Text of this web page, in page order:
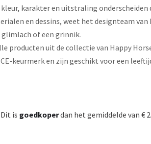
karakter en uitstraling
en dessins, weet het designteam van
of een grinnik.
producten uit de collectie van Happy
keurmerk en zijn geschikt voor een
is goedkoperdan het gemiddelde van €